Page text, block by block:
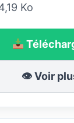
Ko
👁 Voir